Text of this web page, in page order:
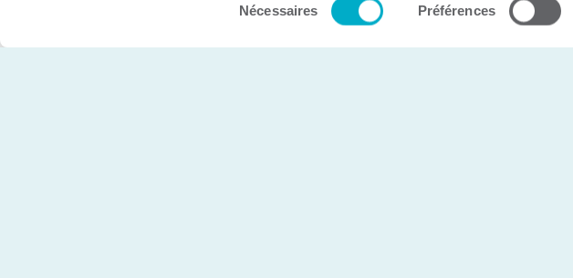
Nécessaires Préférences
© Chambre de commerce et d’industries de Trois-Rivières |Politique de confidentialité